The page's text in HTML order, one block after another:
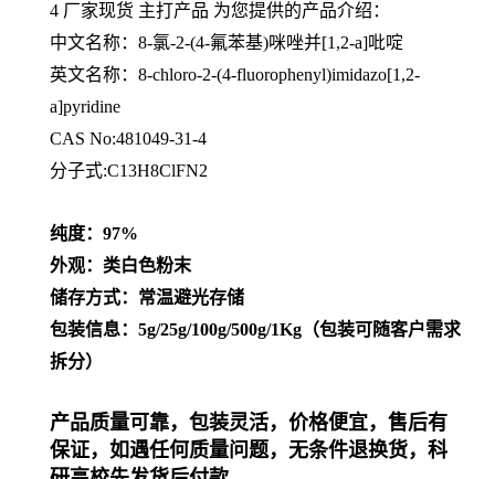
4 厂家现货 主打产品 为您提供的产品介绍 ：
中文名称： 8-氯-2-(4-氟苯基)咪唑并[1,2-a]吡啶
英文名称： 8-chloro-2-(4-fluorophenyl)imidazo[1,2-
a]pyridine
CAS No:481049-31-4
分子式:C13H8ClFN2
纯度：97%
外观：类白色粉末
储存方式：常温避光存储
包装信息：5g/25g/100g/500g/1Kg（包装可随客户需求
拆分）
产品质量可靠，包装灵活，价格便宜， 售后有
保证，如遇任何质量问题，无条件退换货， 科